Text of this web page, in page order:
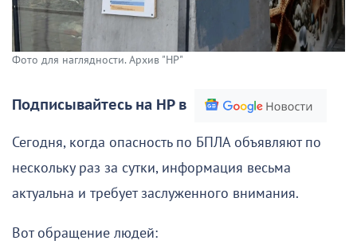
Фото для наглядности. Архив "НР"
Подписывайтесь на НР в
Сегодня, когда опасность по БПЛА объявляют по
нескольку раз за сутки, информация весьма
актуальна и требует заслуженного внимания.
Вот обращение людей: